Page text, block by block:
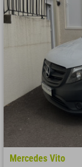
Mercedes Vito